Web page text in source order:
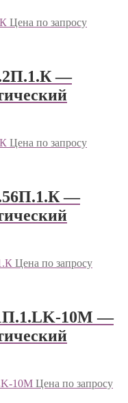
Цена по запросу
—
Цена по запросу
—
Цена по запросу
10M —
10M Цена по запросу